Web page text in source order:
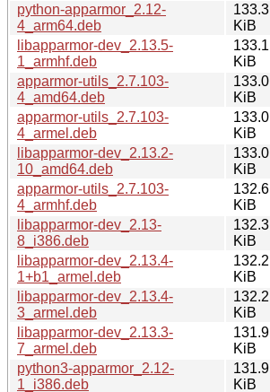
python-apparmor_2.12-
4_arm64.deb
133.3
KiB
libapparmor-dev_2.13.5-
1_armhf.deb
133.1
KiB
apparmor-utils_2.7.103-
4_amd64.deb
133.0
KiB
apparmor-utils_2.7.103-
4_armel.deb
133.0
KiB
libapparmor-dev_2.13.2-
10_amd64.deb
133.0
KiB
apparmor-utils_2.7.103-
4_armhf.deb
132.6
KiB
libapparmor-dev_2.13-
8_i386.deb
132.3
KiB
libapparmor-dev_2.13.4-
1+b1_armel.deb
132.2
KiB
libapparmor-dev_2.13.4-
3_armel.deb
132.2
KiB
libapparmor-dev_2.13.3-
7_armel.deb
131.9
KiB
python3-apparmor_2.12-
1_i386.deb
131.9
KiB